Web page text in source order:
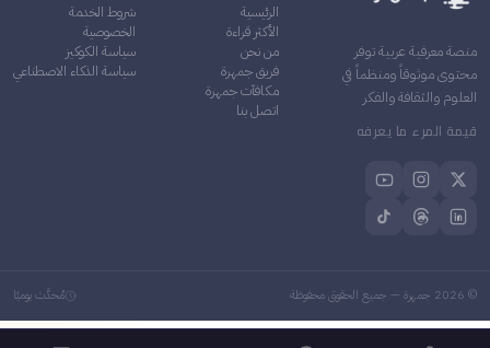
منصة معرفية عربية توفر
محتوى موثوقاً ومنظماً في
العلوم والثقافة والفكر
قيمة المرء ما يعرفه
الرئيسية
الأكثر قراءة
من نحن
فريق جمهرة
مكافآت جمهرة
اتصل بنا
شروط الخدمة
الخصوصية
سياسة الكوكيز
سياسة الذكاء الاصطناعي
©
2026 جمهرة — جميع الحقوق محفوظة مُحدَّث يوميًا